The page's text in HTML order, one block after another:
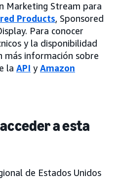
Marketing Stream para
Products, Sponsored
Para conocer
y la disponibilidad
más información sobre
la API yAmazon
a esta
de Estados Unidos